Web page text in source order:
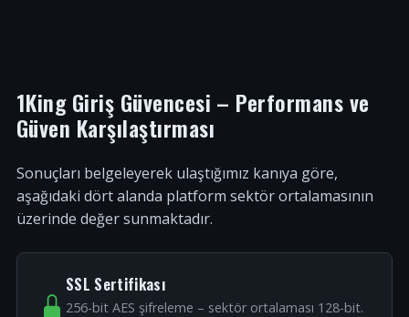
1King Giriş Güvencesi – Performans ve
Güven Karşılaştırması
Sonuçları belgeleyerek ulaştığımız kanıya göre,
aşağıdaki dört alanda platform sektör ortalamasının
üzerinde değer sunmaktadır.
SSL Sertifikası
256-bit AES şifreleme – sektör ortalaması 128-bit.